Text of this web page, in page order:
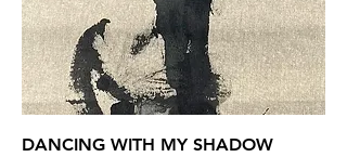
DANCING WITH MY SHADOW